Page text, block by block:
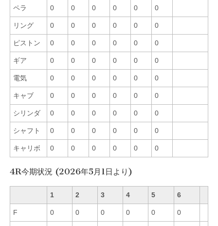
ペラ 0 0 0 0 0 0
リング 0 0 0 0 0 0
ピストン 0 0 0 0 0 0
ギア 0 0 0 0 0 0
電気 0 0 0 0 0 0
キャブ 0 0 0 0 0 0
シリンダ 0 0 0 0 0 0
シャフト 0 0 0 0 0 0
キャリボ 0 0 0 0 0 0
4R今期状況 (2026年5月1日より)
1 2 3 4 5 6
F 0 0 0 0 0 0